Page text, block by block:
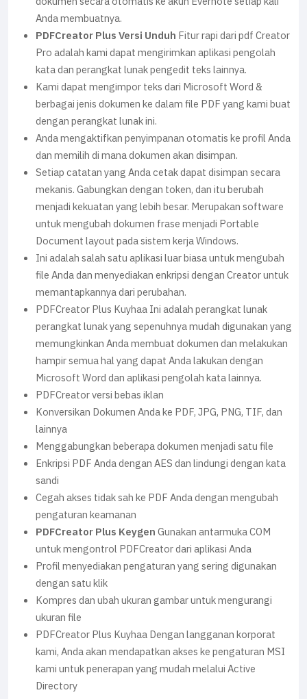
Anda membuatnya.
PDFCreator Plus Versi Unduh Fitur rapi dari pdf Creator
Pro adalah kami dapat mengirimkan aplikasi pengolah
kata dan perangkat lunak pengedit teks lainnya.
Kami dapat mengimpor teks dari Microsoft Word &
berbagai jenis dokumen ke dalam file PDF yang kami buat
dengan perangkat lunak ini.
Anda mengaktifkan penyimpanan otomatis ke profil Anda
dan memilih di mana dokumen akan disimpan.
Setiap catatan yang Anda cetak dapat disimpan secara
mekanis. Gabungkan dengan token, dan itu berubah
menjadi kekuatan yang lebih besar. Merupakan software
untuk mengubah dokumen frase menjadi Portable
Document layout pada sistem kerja Windows.
Ini adalah salah satu aplikasi luar biasa untuk mengubah
file Anda dan menyediakan enkripsi dengan Creator untuk
memantapkannya dari perubahan.
PDFCreator Plus Kuyhaa Ini adalah perangkat lunak
perangkat lunak yang sepenuhnya mudah digunakan yang
memungkinkan Anda membuat dokumen dan melakukan
hampir semua hal yang dapat Anda lakukan dengan
Microsoft Word dan aplikasi pengolah kata lainnya.
PDFCreator versi bebas iklan
Konversikan Dokumen Anda ke PDF, JPG, PNG, TIF, dan
lainnya
Menggabungkan beberapa dokumen menjadi satu file
Enkripsi PDF Anda dengan AES dan lindungi dengan kata
sandi
Cegah akses tidak sah ke PDF Anda dengan mengubah
pengaturan keamanan
PDFCreator Plus KeygenGunakan antarmuka COM
untuk mengontrol PDFCreator dari aplikasi Anda
Profil menyediakan pengaturan yang sering digunakan
dengan satu klik
Kompres dan ubah ukuran gambar untuk mengurangi
ukuran file
PDFCreator Plus Kuyhaa Dengan langganan korporat
kami, Anda akan mendapatkan akses ke pengaturan MSI
kami untuk penerapan yang mudah melalui Active
Directory